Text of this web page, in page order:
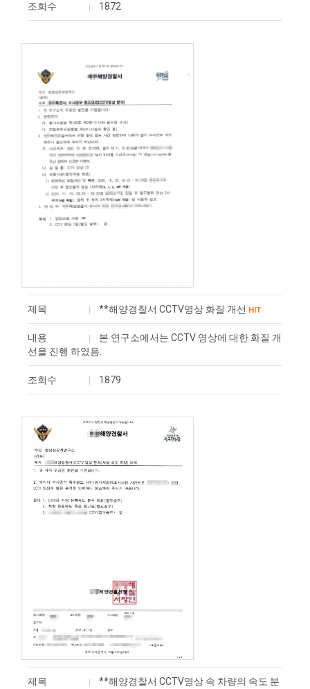
조회수 1872
제목 **해양경찰서 CCTV영상 화질 개선 HIT
내용
본 연구소에서는 CCTV 영상에 대한 화질 개
선을 진행 하였음.
조회수 1879
제목
**해양경찰서 CCTV영상 속 차량의 속도 분